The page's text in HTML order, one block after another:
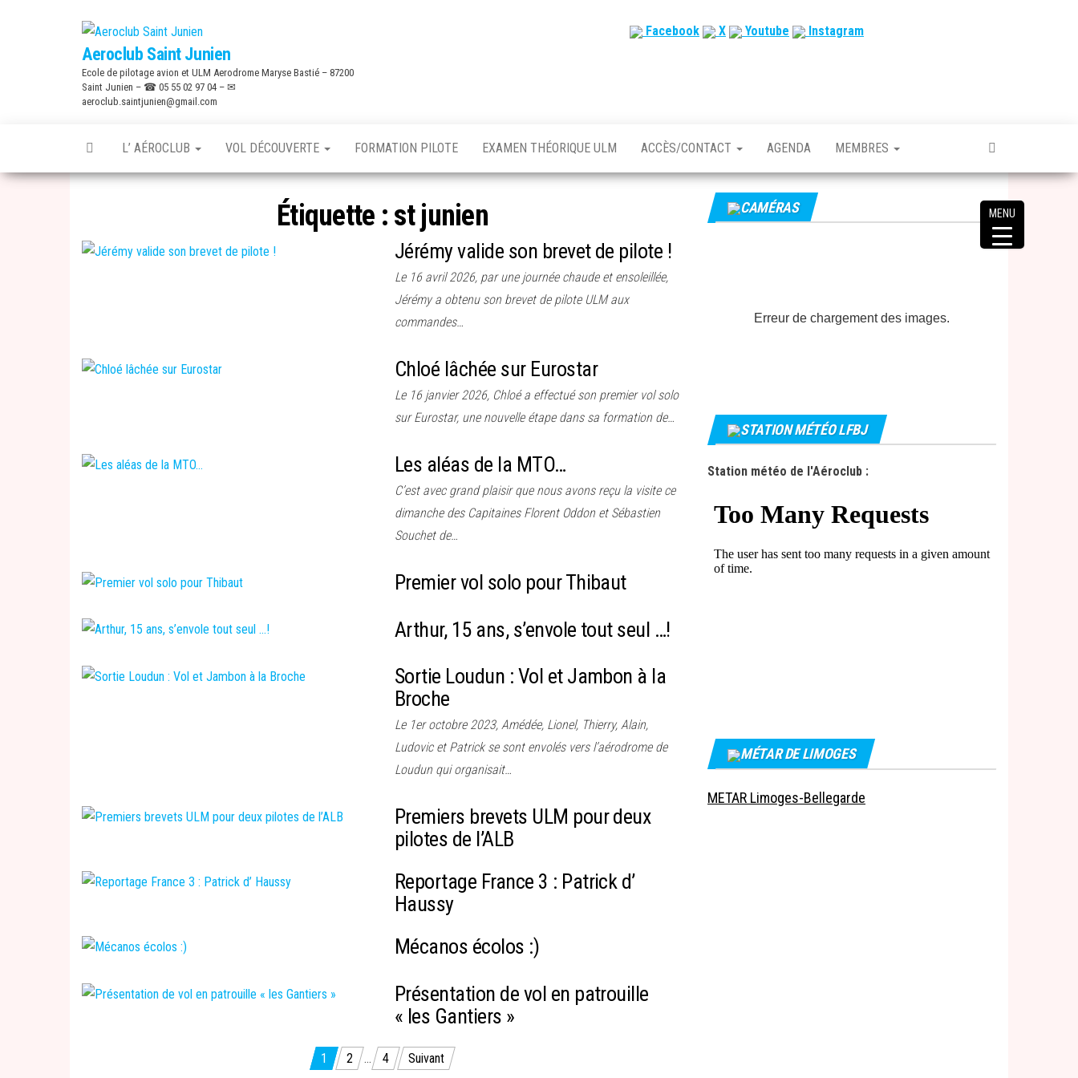
Aeroclub Saint Junien
Ecole de pilotage avion et ULM Aerodrome Maryse Bastié – 87200
Saint Junien – ☎ 05 55 02 97 04 – ✉
aeroclub.saintjunien@gmail.com
Facebook X Youtube Instagram
L’ AÉROCLUB VOL DÉCOUVERTE FORMATION PILOTE EXAMEN THÉORIQUE ULM ACCÈS/CONTACT AGENDA MEMBRES
Étiquette : st junien
Jérémy valide son brevet de pilote !
Le 16 avril 2026, par une journée chaude et ensoleillée,
Jérémy a obtenu son brevet de pilote ULM aux
commandes…
Chloé lâchée sur Eurostar
Le 16 janvier 2026, Chloé a effectué son premier vol solo
sur Eurostar, une nouvelle étape dans sa formation de…
Les aléas de la MTO…
C’est avec grand plaisir que nous avons reçu la visite ce
dimanche des Capitaines Florent Oddon et Sébastien
Souchet de…
Premier vol solo pour Thibaut
Arthur, 15 ans, s’envole tout seul …!
Sortie Loudun : Vol et Jambon à la
Broche
Le 1er octobre 2023, Amédée, Lionel, Thierry, Alain,
Ludovic et Patrick se sont envolés vers l’aérodrome de
Loudun qui organisait…
Premiers brevets ULM pour deux
pilotes de l’ALB
Reportage France 3 : Patrick d’
Haussy
Mécanos écolos :)
Présentation de vol en patrouille
« les Gantiers »
1 2 … 4 Suivant
CAMÉRAS
Erreur de chargement des images.
STATION MÉTÉO LFBJ
Station météo de l'Aéroclub :
MÉTAR DE LIMOGES
METAR Limoges-Bellegarde
MENU